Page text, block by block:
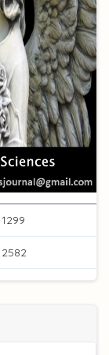
1299
2582